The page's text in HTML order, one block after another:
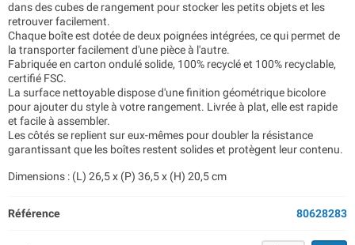
dans des cubes de rangement pour stocker les petits objets et les
retrouver facilement.
Chaque boîte est dotée de deux poignées intégrées, ce qui permet de
la transporter facilement d'une pièce à l'autre.
Fabriquée en carton ondulé solide, 100% recyclé et 100% recyclable,
certifié FSC.
La surface nettoyable dispose d'une finition géométrique bicolore
pour ajouter du style à votre rangement. Livrée à plat, elle est rapide
et facile à assembler.
Les côtés se replient sur eux-mêmes pour doubler la résistance
garantissant que les boîtes restent solides et protègent leur contenu.
Dimensions : (L) 26,5 x (P) 36,5 x (H) 20,5 cm
Référence 80628283